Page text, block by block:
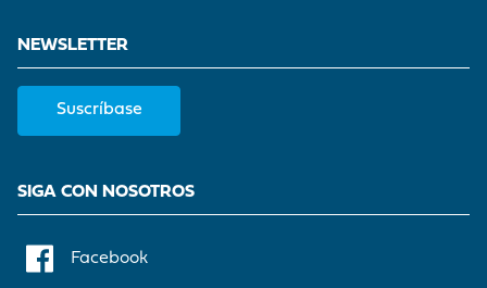
NEWSLETTER
Suscríbase
SIGA CON NOSOTROS
Facebook